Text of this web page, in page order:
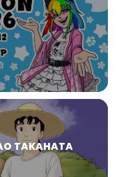
TAKAHATA